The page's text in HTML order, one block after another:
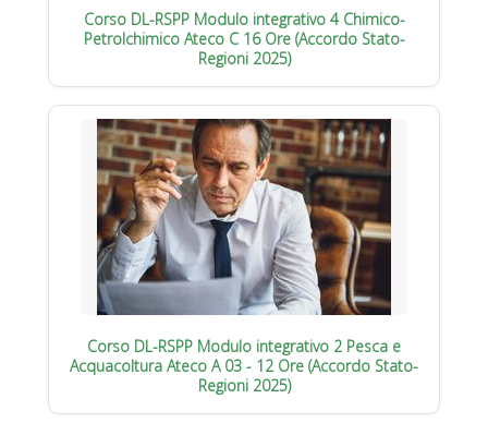
Corso DL-RSPP Modulo integrativo 4 Chimico-
Petrolchimico Ateco C 16 Ore (Accordo Stato-
Regioni 2025)
Corso DL-RSPP Modulo integrativo 2 Pesca e
Acquacoltura Ateco A 03 - 12 Ore (Accordo Stato-
Regioni 2025)